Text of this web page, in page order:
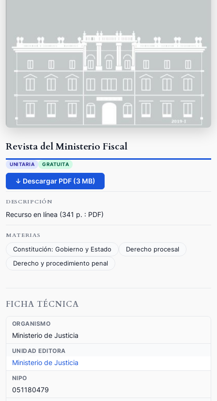
Revista del Ministerio Fiscal
UNITARIA GRATUITA
↓ Descargar PDF (3 MB)
DESCRIPCIÓN
Recurso en línea (341 p. : PDF)
MATERIAS
Constitución: Gobierno y Estado
Derecho procesal
Derecho y procedimiento penal
FICHA TÉCNICA
ORGANISMO
Ministerio de Justicia
UNIDAD EDITORA
Ministerio de Justicia
NIPO
051180479